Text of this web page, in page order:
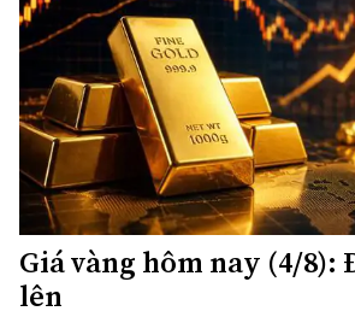
Giá vàng hôm nay (4/8):
lên